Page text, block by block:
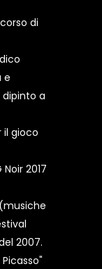
di
e
a
il gioco
2017
2007.